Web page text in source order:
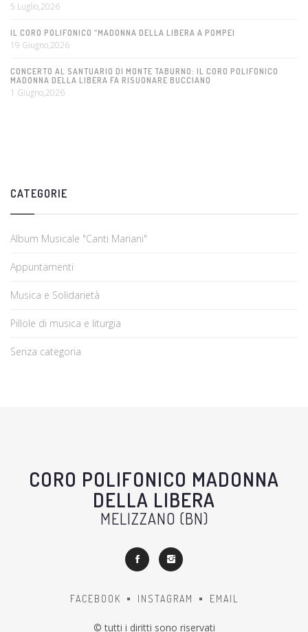
5 Luglio,2026
IL CORO POLIFONICO “MADONNA DELLA LIBERA A POMPEI
19 Giugno,2026
CONCERTO AL SANTUARIO DI MONTE TABURNO: IL CORO POLIFONICO
MADONNA DELLA LIBERA FA RISUONARE BUCCIANO
1 Giugno,2026
CATEGORIE
Album Musicale "Canti Mariani"
Appuntamenti
Musica e Solidarietà
Pillole di musica e liturgia
Senza categoria
CORO POLIFONICO MADONNA
DELLA LIBERA
MELIZZANO (BN)
FACEBOOK INSTAGRAM EMAIL
© tutti i diritti sono riservati